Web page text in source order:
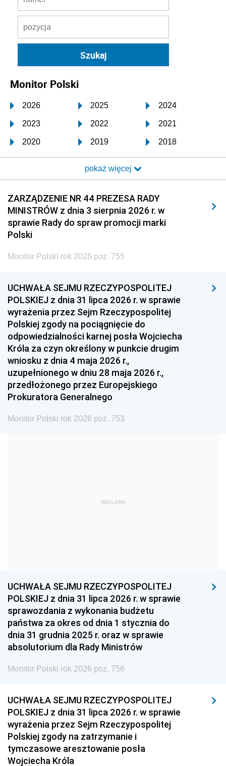
Monitor Polski
2026 2025 2024
2023 2022 2021
2020 2019 2018
2017 2016 2015
2014 2013 2012
2011 2010 2009
2008 2007 2006
2005
1996 1995 1994
1993 1992 1991
1990 1989
1987 1986 1985
1984 1983
1981 1980 1979
1978 1977
1975 1974
1959
1939 1938 1937
1936 1930
pokaż więcej
ZARZĄDZENIE NR 44 PREZESA RADY
MINISTRÓW z dnia 3 sierpnia 2026 r. w
sprawie Rady do spraw promocji marki
Polski
Monitor Polski rok 2026 poz. 755
UCHWAŁA SEJMU RZECZYPOSPOLITEJ
POLSKIEJ z dnia 31 lipca 2026 r. w sprawie
wyrażenia przez Sejm Rzeczypospolitej
Polskiej zgody na pociągnięcie do
odpowiedzialności karnej posła Wojciecha
Króla za czyn określony w punkcie drugim
wniosku z dnia 4 maja 2026 r.,
uzupełnionego w dniu 28 maja 2026 r.,
przedłożonego przez Europejskiego
Prokuratora Generalnego
Monitor Polski rok 2026 poz. 753
REKLAMA
UCHWAŁA SEJMU RZECZYPOSPOLITEJ
POLSKIEJ z dnia 31 lipca 2026 r. w sprawie
sprawozdania z wykonania budżetu
państwa za okres od dnia 1 stycznia do
dnia 31 grudnia 2025 r. oraz w sprawie
absolutorium dla Rady Ministrów
Monitor Polski rok 2026 poz. 756
UCHWAŁA SEJMU RZECZYPOSPOLITEJ
POLSKIEJ z dnia 31 lipca 2026 r. w sprawie
wyrażenia przez Sejm Rzeczypospolitej
Polskiej zgody na zatrzymanie i
tymczasowe aresztowanie posła
Wojciecha Króla